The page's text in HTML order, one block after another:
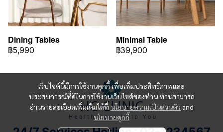
Dining Tables
฿5,990
Minimal Table
฿39,900
เว็บไซต์นี้มีการใช้งานคุกกี้ เพื่อเพิ่มประสิทธิภาพและ
ประสบการณ์ที่ดีในการใช้งานเว็บไซต์ของท่าน ท่านสามารถ
อ่านรายละเอียดเพิ่มเติมได้ที่ นโยบายความเป็นส่วนตัว and
นโยบายคุกกี้